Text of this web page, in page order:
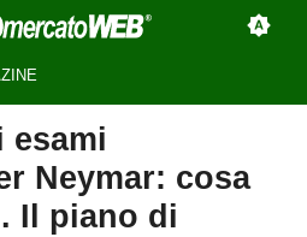
esami
Neymar: cosa
Il piano di